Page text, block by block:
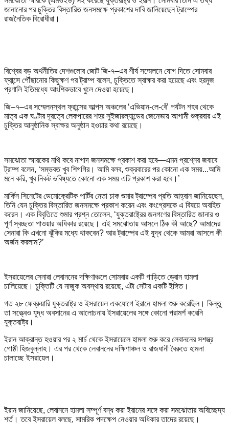
জানানোর পর চুক্তির বিস্তারিত জনসমক্ষে প্রকাশের দাবি জানিয়েছেন ট্রাম্পের
রাজনৈতিক বিরোধীরা।
বিশ্বের বড় অর্থনীতির দেশগুলোর জোট জি-৭–এর শীর্ষ সম্মেলনে যোগ দিতে সোমবার
ফ্রান্সে পৌঁছানোর কিছুক্ষণ পর ট্রাম্প বলেন, চুক্তিতে স্বাক্ষর করা হয়েছে এবং হরমুজ
প্রণালি ইতিমধ্যে আংশিকভাবে খুলে দেওয়া হয়েছে।
জি–৭–এর সম্মেলনস্থল ফ্রান্সের আল্পস অঞ্চলের ‘এভিয়ান-লে-বেঁ’ পর্যটন শহর থেকে
মাত্র এক ঘণ্টার দূরত্বে লেকপারের শহর সুইজারল্যান্ডের জেনেভায় আগামী শুক্রবার এই
চুক্তির আনুষ্ঠানিক স্বাক্ষর অনুষ্ঠান হওয়ার কথা রয়েছে।
সমঝোতা স্মারকের নথি কবে নাগাদ জনসমক্ষে প্রকাশ করা হবে—এমন প্রশ্নের জবাবে
ট্রাম্প বলেন, ‘সম্ভবত খুব শিগগির। আমি বলব, শুক্রবারের পর কোনো এক সময়...আমি
মনে করি, খুব নিকট ভবিষ্যতে কোনো এক সময় এটি প্রকাশ করা হবে।’
মার্কিন সিনেটের ডেমোক্রেটিক পার্টির নেতা চাক শুমার ট্রাম্পের প্রতি আহ্বান জানিয়েছেন,
তিনি যেন চুক্তির বিস্তারিত জনসমক্ষে প্রকাশ করেন এবং কংগ্রেসকে এ বিষয়ে অবহিত
করেন। এক বিবৃতিতে শুমার প্রশ্ন তোলেন, ‘যুক্তরাষ্ট্রের জনগণের বিস্তারিত জানার ও
পূর্ণ স্বচ্ছতা পাওয়ার অধিকার রয়েছে। এই সমঝোতায় আসলে ঠিক কী আছে? আমাদের
সেনারা কি এখনো ঝুঁকির মধ্যে থাকবেন? আর ট্রাম্পের এই যুদ্ধ থেকে আমরা আসলে কী
অর্জন করলাম?’
ইসরায়েলের সেনারা লেবাননের দক্ষিণাঞ্চলে সোমবার একটি গাড়িতে ড্রোন হামলা
চালিয়েছে। চুক্তিটি যে নাজুক অবস্থায় রয়েছে, এটা সেটার একটি ইঙ্গিত।
গত ২৮ ফেব্রুয়ারি যুক্তরাষ্ট্র ও ইসরায়েল একযোগে ইরানে হামলা শুরু করেছিল। কিন্তু
তা সত্ত্বেও যুদ্ধ অবসানের এ আলোচনায় ইসরায়েলের সঙ্গে কোনো পরামর্শ করেনি
যুক্তরাষ্ট্র।
ইরান আক্রান্ত হওয়ার পর ২ মার্চ থেকে ইসরায়েলে হামলা শুরু করে লেবাননের সশস্ত্র
গোষ্ঠী হিজবুল্লাহ। এর পর থেকে লেবাননের দক্ষিণাঞ্চল ও রাজধানী বৈরুতে হামলা
চালাচ্ছে ইসরায়েল।
ইরান জানিয়েছে, লেবাননে হামলা সম্পূর্ণ বন্ধ করা ইরানের সঙ্গে করা সমঝোতার অবিচ্ছেদ্য
শর্ত। তবে ইসরায়েল বলছে, সামরিক পদক্ষেপ নেওয়ার অধিকার তাদের রয়েছে।